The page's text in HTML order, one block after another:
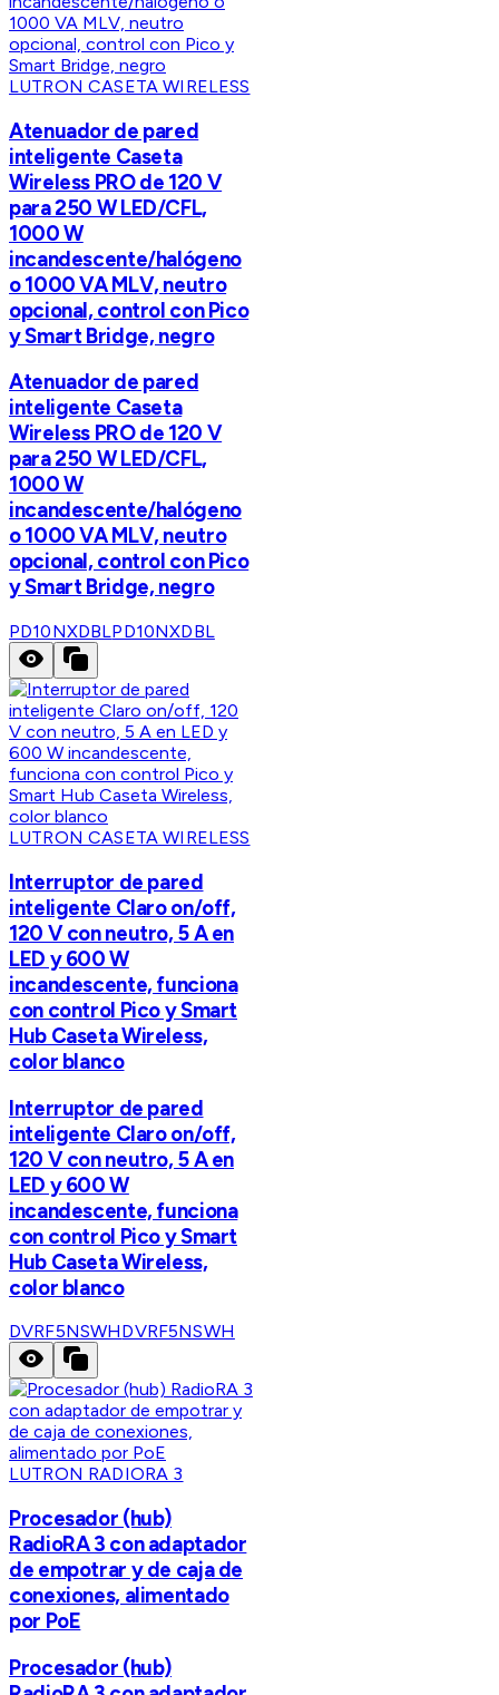
LUTRON CASETA WIRELESS
Atenuador de pared
inteligente Caseta
Wireless PRO de 120 V
para 250 W LED/CFL,
1000 W
incandescente/halógeno
o 1000 VA MLV, neutro
opcional, control con Pico
y Smart Bridge, negro
Atenuador de pared
inteligente Caseta
Wireless PRO de 120 V
para 250 W LED/CFL,
1000 W
incandescente/halógeno
o 1000 VA MLV, neutro
opcional, control con Pico
y Smart Bridge, negro
PD10NXDBLPD10NXDBL
LUTRON CASETA WIRELESS
Interruptor de pared
inteligente Claro on/off,
120 V con neutro, 5 A en
LED y 600 W
incandescente, funciona
con control Pico y Smart
Hub Caseta Wireless,
color blanco
Interruptor de pared
inteligente Claro on/off,
120 V con neutro, 5 A en
LED y 600 W
incandescente, funciona
con control Pico y Smart
Hub Caseta Wireless,
color blanco
DVRF5NSWHDVRF5NSWH
LUTRON RADIORA 3
Procesador (hub)
RadioRA 3 con adaptador
de empotrar y de caja de
conexiones, alimentado
por PoE
Procesador (hub)